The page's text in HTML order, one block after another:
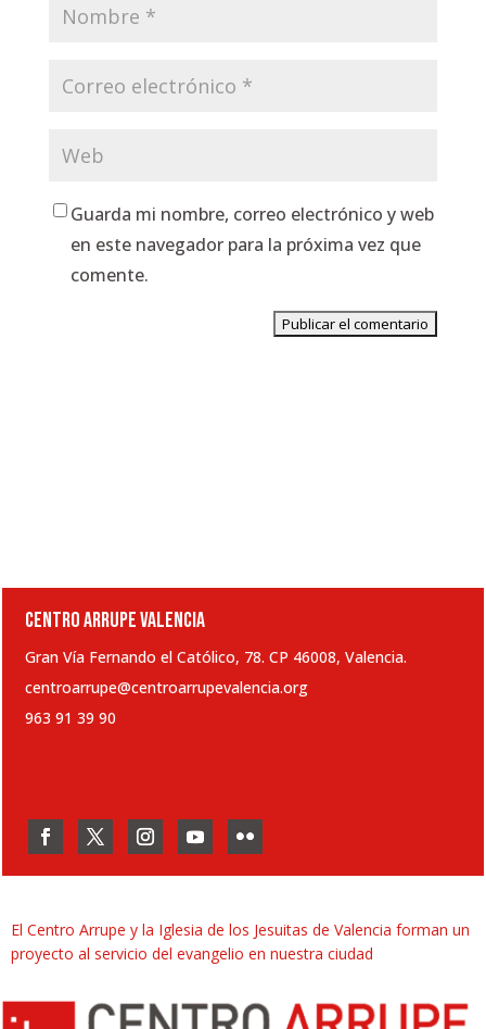
Guarda mi nombre, correo electrónico y web
en este navegador para la próxima vez que
comente.
CENTRO ARRUPE VALENCIA
Gran Vía Fernando el Católico, 78. CP 46008, Valencia.
centroarrupe@centroarrupevalencia.org
963 91 39 90
El Centro Arrupe y la Iglesia de los Jesuitas de Valencia forman un
proyecto al servicio del evangelio en nuestra ciudad